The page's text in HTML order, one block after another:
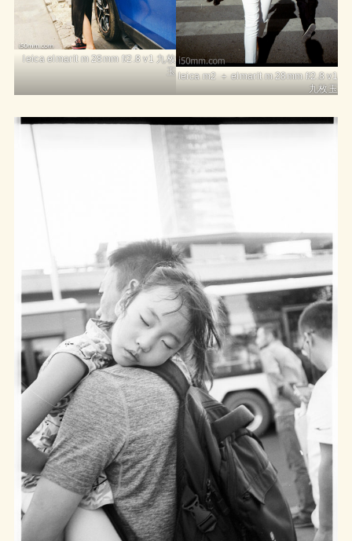
leica elmarit m 28mm f/2.8 v1 九枚
玉 leica m2 ＋ elmarit m 28mm f/2.8 v1
九枚玉